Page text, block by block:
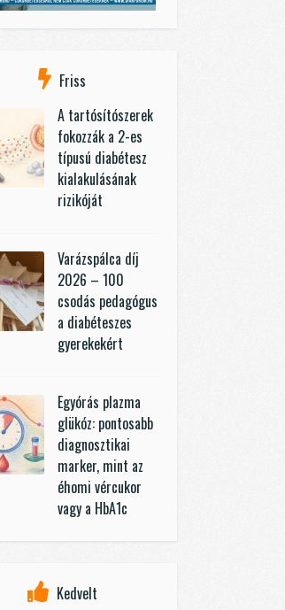
Friss
A tartósítószerek
fokozzák a 2-es
típusú diabétesz
kialakulásának
rizikóját
Varázspálca díj
2026 – 100
csodás pedagógus
a diabéteszes
gyerekekért
Egyórás plazma
glükóz: pontosabb
diagnosztikai
marker, mint az
éhomi vércukor
vagy a HbA1c
Kedvelt